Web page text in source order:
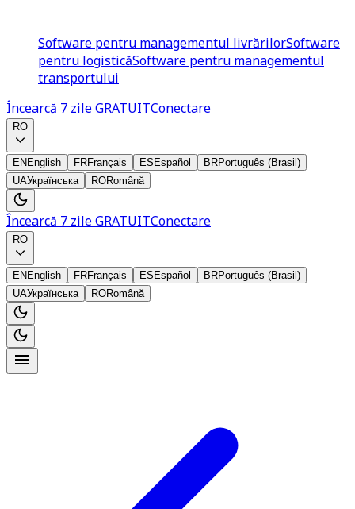
Software pentru managementul livrărilorSoftware
pentru logisticăSoftware pentru managementul
transportului
Încearcă 7 zile GRATUITConectare
RO
EN English FRFrançais ES Español BRPortuguês (Brasil)
UAУкраїнська RORomână
Încearcă 7 zile GRATUITConectare
RO
EN English FRFrançais ES Español BRPortuguês (Brasil)
UAУкраїнська RORomână